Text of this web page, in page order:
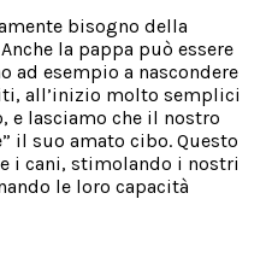
bisogno della
la pappa può essere
ad esempio a nascondere
all’inizio molto semplici
e lasciamo che il nostro
il suo amato cibo. Questo
i cani, stimolando i nostri
le loro capacità